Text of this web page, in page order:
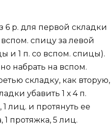
6 р. для первой складки
спицу за левой
и 1 п. со вспом. спицы).
набрать на вспом.
складку, как вторую,
убавить 1 х 4 п.
лиц. и протянуть ее
1 протяжка, 5 лиц.